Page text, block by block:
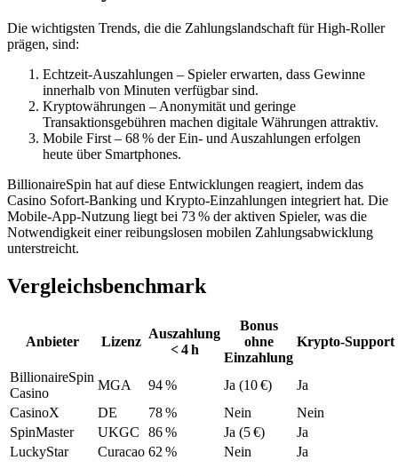
Die wichtigsten Trends, die die Zahlungslandschaft für High‑Roller
prägen, sind:
Echtzeit‑Auszahlungen – Spieler erwarten, dass Gewinne
innerhalb von Minuten verfügbar sind.
Kryptowährungen – Anonymität und geringe
Transaktionsgebühren machen digitale Währungen attraktiv.
Mobile First – 68 % der Ein- und Auszahlungen erfolgen
heute über Smartphones.
BillionaireSpin hat auf diese Entwicklungen reagiert, indem das
Casino Sofort‑Banking und Krypto‑Einzahlungen integriert hat. Die
Mobile‑App‑Nutzung liegt bei 73 % der aktiven Spieler, was die
Notwendigkeit einer reibungslosen mobilen Zahlungsabwicklung
unterstreicht.
Vergleichsbenchmark
Anbieter Lizenz
Auszahlung
< 4 h
Bonus
ohne
Einzahlung
Krypto‑Support
BillionaireSpin
Casino
MGA 94 % Ja (10 €)
Ja
CasinoX
DE 78 % Nein
Nein
SpinMaster
UKGC 86 % Ja (5 €)
Ja
LuckyStar
Curacao 62 % Nein Ja